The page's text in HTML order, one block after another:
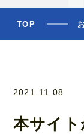
TOP
2021.11.08
本サイ